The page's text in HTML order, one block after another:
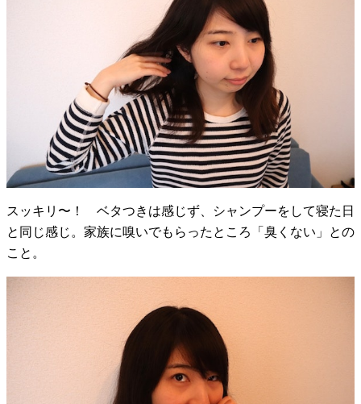
スッキリ〜！ ベタつきは感じず、シャンプーをして寝た日
と同じ感じ。家族に嗅いでもらったところ「臭くない」との
こと。